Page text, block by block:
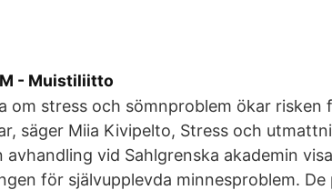
- Muistiliitto
om stress och sömnproblem ökar risken
säger Miia Kivipelto, Stress och
avhandling vid Sahlgrenska akademin
för självupplevda minnesproblem.